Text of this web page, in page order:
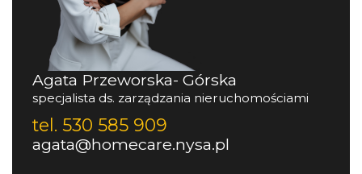
Agata Przeworska- Górska
specjalista ds. zarządzania nieruchomościami
tel. 530 585 909
agata@homecare.nysa.pl